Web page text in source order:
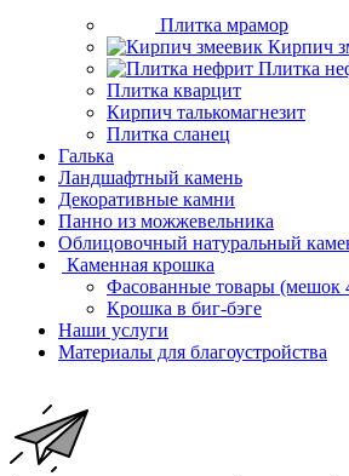
Плитка мрамор
Кирпич
Плитка
Плитка кварцит
Кирпич талькомагнезит
Плитка сланец
Галька
Ландшафтный камень
Декоративные камни
Панно из можжевельника
Облицовочный натуральный
Каменная крошка
Фасованные товары (мешок
Крошка в биг-бэге
Наши услуги
Материалы для благоустройства